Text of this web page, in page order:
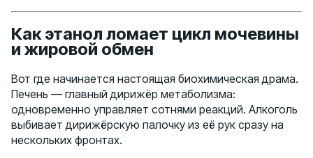
Как этанол ломает цикл мочевины
и жировой обмен
Вот где начинается настоящая биохимическая драма.
Печень — главный дирижёр метаболизма:
одновременно управляет сотнями реакций. Алкоголь
выбивает дирижёрскую палочку из её рук сразу на
нескольких фронтах.